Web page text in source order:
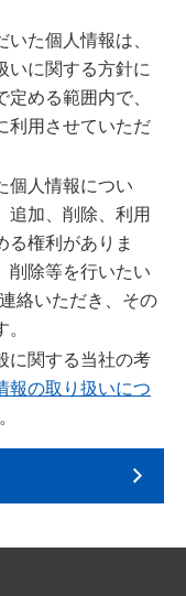
た個人情報は、
いに関する方針に
める範囲内で、
利用させていただ
個人情報につい
追加、削除、利用
る権利がありま
削除等を行いたい
絡いただき、その
に関する当社の考
報の取り扱いにつ